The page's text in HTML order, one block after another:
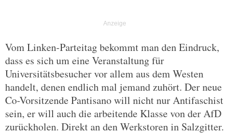
Vom Linken-Parteitag bekommt man den Eindruck,
dass es sich um eine Veranstaltung für
Universitätsbesucher vor allem aus dem Westen
handelt, denen endlich mal jemand zuhört. Der neue
Co-Vorsitzende Pantisano will nicht nur Antifaschist
sein, er will auch die arbeitende Klasse von der AfD
zurückholen. Direkt an den Werkstoren in Salzgitter.